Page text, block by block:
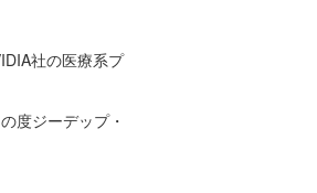
社の医療系プ
度ジーデップ・